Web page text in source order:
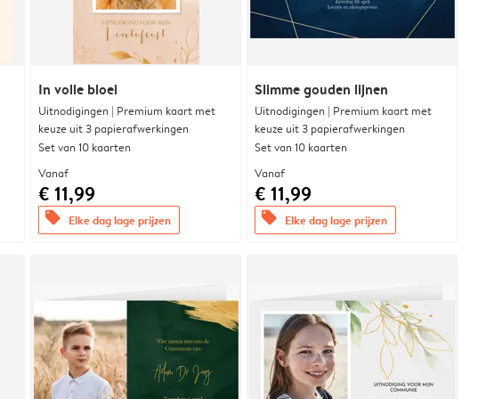
In volle bloei
Uitnodigingen | Premium kaart met
keuze uit 3 papierafwerkingen
Set van 10 kaarten
Vanaf
€ 11,99
offers Elke dag lage prijzen
Slimme gouden lijnen
Uitnodigingen | Premium kaart met
keuze uit 3 papierafwerkingen
Set van 10 kaarten
Vanaf
€ 11,99
offers Elke dag lage prijzen